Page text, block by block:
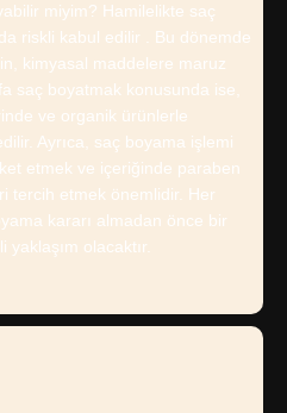
miyim? Hamilelikte saç
riskli kabul edilir . Bu dönemde
kimyasal maddelere maruz
saç boyatmak konusunda ise,
ve organik ürünlerle
Ayrıca, saç boyama işlemi
etmek ve içeriğinde paraben
tercih etmek önemlidir. Her
kararı almadan önce bir
olacaktır.